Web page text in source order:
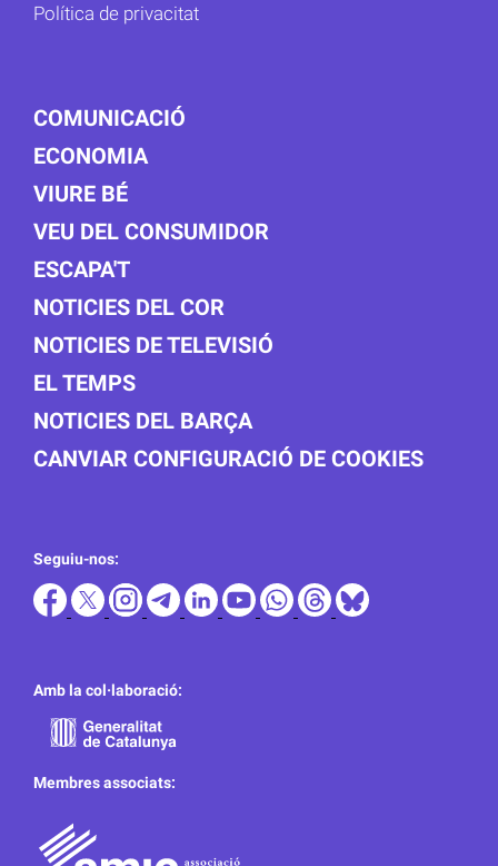
Política de privacitat
COMUNICACIÓ
ECONOMIA
VIURE BÉ
VEU DEL CONSUMIDOR
ESCAPA'T
NOTICIES DEL COR
NOTICIES DE TELEVISIÓ
EL TEMPS
NOTICIES DEL BARÇA
CANVIAR CONFIGURACIÓ DE COOKIES
Seguiu-nos:
Amb la col·laboració:
Membres associats: